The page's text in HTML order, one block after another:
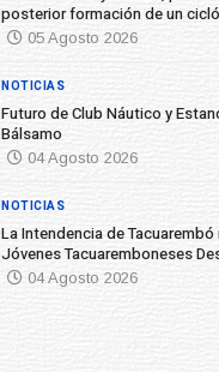
posterior formación de un
05 Agosto 2026
Futuro de Club Náutico y
Bálsamo
04 Agosto 2026
NOTICIAS
La Intendencia de
Jóvenes Tacuaremboneses
04 Agosto 2026
NOTICIAS